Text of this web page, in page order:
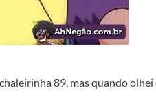
89, mas quando